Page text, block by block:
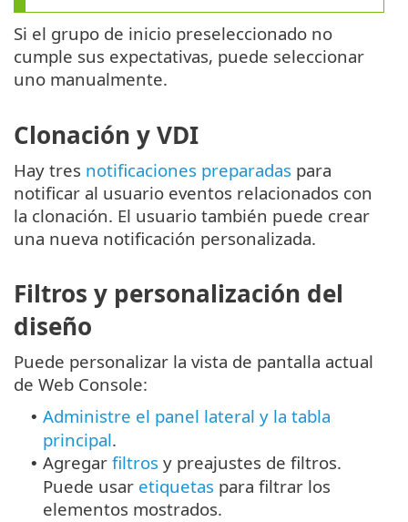
Si el grupo de inicio preseleccionado no
cumple sus expectativas, puede seleccionar
uno manualmente.
Clonación y VDI
Hay tres notificaciones preparadas para
notificar al usuario eventos relacionados con
la clonación. El usuario también puede crear
una nueva notificación personalizada.
Filtros y personalización del
diseño
Puede personalizar la vista de pantalla actual
de Web Console:
• Administre el panel lateral y la tabla
principal.
• Agregar filtros y preajustes de filtros.
Puede usar etiquetas para filtrar los
elementos mostrados.